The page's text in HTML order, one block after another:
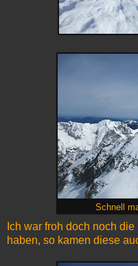
Schnell
Ich war froh doch noch
haben, so kamen diese